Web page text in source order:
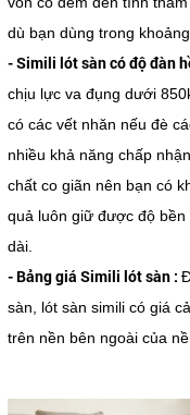
dù bạn dùng trong
- Simili lót sàn có độ đàn
chịu lực va đụng dưới
có các vết nhăn nếu đè
nhiều khả năng chấp
chất co giãn nên bạn có
quả luôn giữ được độ
dài.
- Bảng giá Simili lót sàn :
sàn, lót sàn simili có giá
trên nền bên ngoài của